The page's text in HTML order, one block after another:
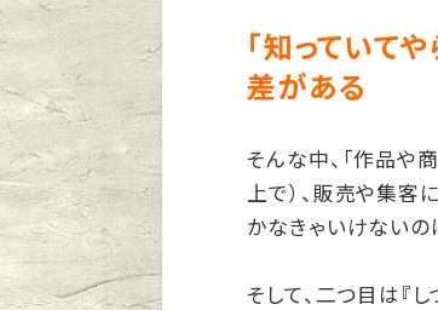
「知っていて
差がある
そんな中、「作品や
上で）、販売や集客
かなきゃいけないの
そして、二つ目は『し